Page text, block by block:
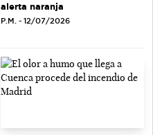
alerta naranja
P.M. - 12/07/2026